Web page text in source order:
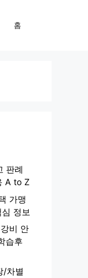
홈
판례
A to Z
가맹
정보
비 안
습후
/차별